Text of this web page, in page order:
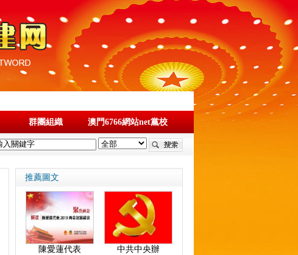
群團組織 澳門6766網站net黨校
推薦圖文
陳愛蓮代表 中共中央辦